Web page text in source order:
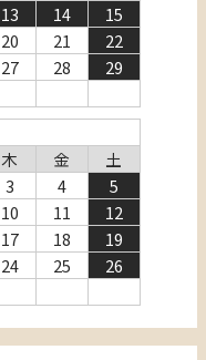
13 14
15
20 21
22
27 28
29
木 金
土
3 4
5
10 11
12
17 18
19
24 25
26